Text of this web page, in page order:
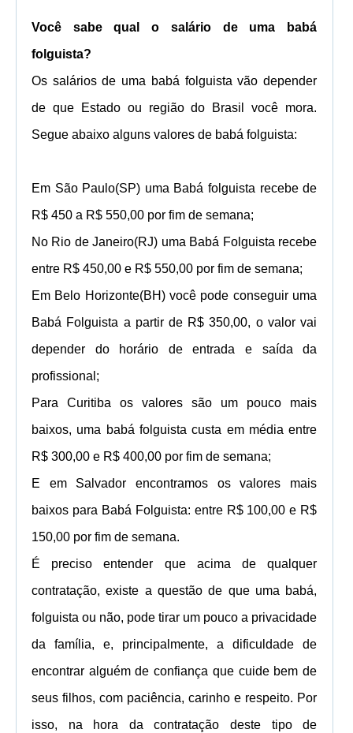
Você sabe qual o salário de uma babá
folguista?
Os salários de uma babá folguista vão depender
de que Estado ou região do Brasil você mora.
Segue abaixo alguns valores de babá folguista:
Em São Paulo(SP) uma Babá folguista recebede
R$ 450 a R$ 550,00 por fim de semana;
No Rio de Janeiro(RJ) uma Babá Folguista recebe
entre R$ 450,00 e R$ 550,00 por fim de semana;
Em Belo Horizonte(BH)você pode conseguir uma
Babá Folguista a partir de R$ 350,00, o valor vai
depender do horário de entrada e saída da
profissional;
ParaCuritiba os valores são um pouco mais
baixos, uma babá folguista custa em média entre
R$ 300,00 e R$ 400,00 por fim de semana;
E em Salvador encontramos os valores mais
baixos para Babá Folguista: entre R$ 100,00 e R$
150,00 por fim de semana.
É preciso entender que acima de qualquer
contratação, existe a questão de que uma babá,
folguista ou não, pode tirar um pouco a privacidade
da família, e, principalmente, a dificuldade de
encontrar alguém de confiança que cuide bem de
seus filhos, com paciência, carinho e respeito. Por
isso, na hora da contratação deste tipo de